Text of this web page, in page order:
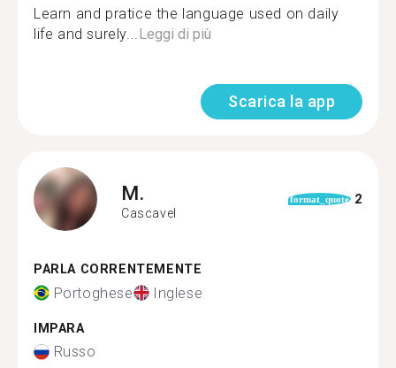
Learn and pratice the language used on daily
life and surely...Leggi di più
Scarica la app
M.
Cascavel
format_quote 2
PARLA CORRENTEMENTE
Portoghese Inglese
IMPARA
Russo